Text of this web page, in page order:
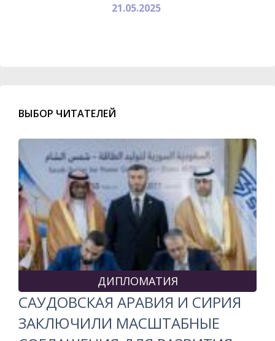
21.05.2025
ВЫБОР ЧИТАТЕЛЕЙ
ДИПЛОМАТИЯ
САУДОВСКАЯ АРАВИЯ И СИРИЯ
ЗАКЛЮЧИЛИ МАСШТАБНЫЕ